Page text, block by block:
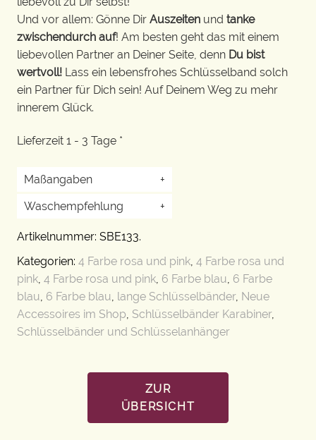
Und vor allem: Gönne Dir Auszeiten und tanke
zwischendurch auf! Am besten geht das mit einem
liebevollen Partner an Deiner Seite, denn Du bist
wertvoll! Lass ein lebensfrohes Schlüsselband solch
ein Partner für Dich sein! Auf Deinem Weg zu mehr
innerem Glück.
Lieferzeit 1 - 3 Tage *
Maßangaben
+
Waschempfehlung
+
Artikelnummer: SBE133.
Kategorien: 4 Farbe rosa und pink, 4 Farbe rosa und
pink, 4 Farbe rosa und pink, 6 Farbe blau, 6 Farbe
blau, 6 Farbe blau, lange Schlüsselbänder, Neue
Accessoires im Shop, Schlüsselbänder Karabiner,
Schlüsselbänder und Schlüsselanhänger
ZUR
ÜBERSICHT